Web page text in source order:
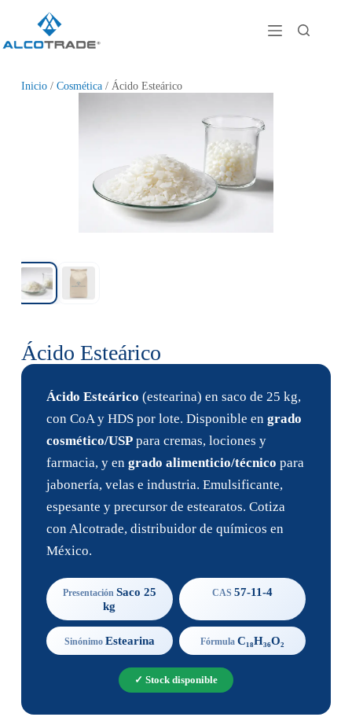
Inicio/ Cosmética/ Ácido Esteárico
Ácido Esteárico
Ácido Esteárico (estearina) en saco de 25 kg,
con CoA y HDS por lote. Disponible en grado
cosmético/USPpara cremas, lociones y
farmacia, y en grado alimenticio/técnico para
jabonería, velas e industria. Emulsificante,
espesante y precursor de estearatos. Cotiza
con Alcotrade, distribuidor de químicos en
México.
Presentación Saco 25
kg
CAS57-11-4
Sinónimo Estearina FórmulaC₁₈H₃₆O₂
✓ Stock disponible